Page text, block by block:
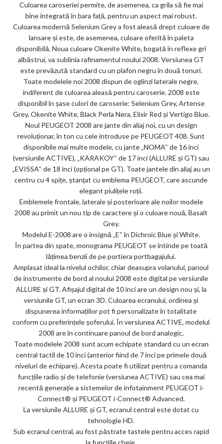
Culoarea caroseriei permite, de asemenea, ca grila să fie mai
bine integrată în bara față, pentru un aspect mai robust.
Culoarea modernă Selenium Grey a fost aleasă drept culoare de
lansare și este, de asemenea, culoare oferită în paleta
disponibilă. Noua culoare Okenite White, bogată în reflexe gri
albăstrui, va sublinia rafinamentul noului 2008. Versiunea GT
este prevăzută standard cu un plafon negru în două tonuri.
Toate modelele noi 2008 dispun de oglinzi laterale negre,
indiferent de culoarea aleasă pentru caroserie. 2008 este
disponibil în șase culori de caroserie: Selenium Grey, Artense
Grey, Okenite White, Black Perla Nera, Elixir Red și Vertigo Blue.
Noul PEUGEOT 2008 are jante din aliaj noi, cu un design
revoluționar, în ton cu cele introduse pe PEUGEOT 408. Sunt
disponibile mai multe modele, cu jante „NOMA“ de 16 inci
(versiunile ACTIVE), „KARAKOY“ de 17 inci (ALLURE și GT) sau
„EVISSA“ de 18 inci (opțional pe GT). Toate jantele din aliaj au un
centru cu 4 spițe, ștanțat cu emblema PEUGEOT, care ascunde
elegant piulițele roții.
Emblemele frontale, laterale și posterioare ale noilor modele
2008 au primit un nou tip de caractere și o culoare nouă, Basalt
Grey.
Modelul E-2008 are o insignă „E“ în Dichroic Blue și White.
În partea din spate, monograma PEUGEOT se întinde pe toată
lățimea benzii de pe portiera portbagajului.
Amplasat ideal la nivelul ochilor, chiar deasupra volanului, panoul
de instrumente de bord al noului 2008 este digital pe versiunile
ALLURE și GT. Afișajul digital de 10 inci are un design nou și, la
versiunile GT, un ecran 3D. Culoarea ecranului, ordinea și
dispunerea informațiilor pot fi personalizate în totalitate
conform cu preferințele șoferului. În versiunea ACTIVE, modelul
2008 are în continuare panoul de bord analogic.
Toate modelele 2008 sunt acum echipate standard cu un ecran
central tactil de 10 inci (anterior fiind de 7 inci pe primele două
niveluri de echipare). Acesta poate fi utilizat pentru a comanda
funcțiile radio și de telefonie (versiunea ACTIVE) sau cea mai
recentă generație a sistemelor de infotainment PEUGEOT i-
Connect® și PEUGEOT i-Connect® Advanced.
La versiunile ALLURE și GT, ecranul central este dotat cu
tehnologie HD.
Sub ecranul central, au fost păstrate tastele pentru acces rapid